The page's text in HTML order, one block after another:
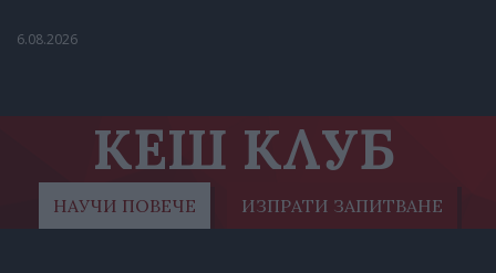
6.08.2026
КЕШ КЛУБ
НАУЧИ ПОВЕЧЕ ИЗПРАТИ ЗАПИТВАНЕ